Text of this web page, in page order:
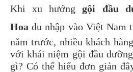
Khi xu hướnggội đầu
Hoa du nhập vào Việt Nam
năm trước, nhiều khách
với khái niệm gội đầu
gì? Có thể hiểu đơn giản